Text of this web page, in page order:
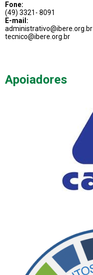
Fone:
(49) 3321- 8091
E-mail:
administrativo@ibere.org.br
tecnico@ibere.org.br
Apoiadores